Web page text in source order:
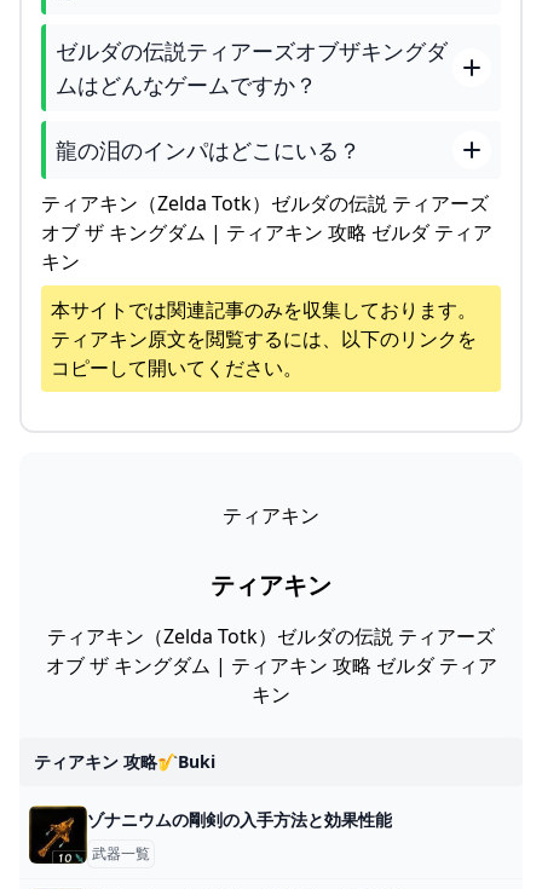
ゼルダの伝説ティアーズオブザキングダ
ムはどんなゲームですか？
龍の泪のインパはどこにいる？
ティアキン（Zelda Totk）ゼルダの伝説 ティアーズ
オブ ザ キングダム | ティアキン 攻略 ゼルダ ティア
キン
本サイトでは関連記事のみを収集しております。
ティアキン原文を閲覧するには、以下のリンクを
コピーして開いてください。
ティアキン
ティアキン
ティアキン（Zelda Totk）ゼルダの伝説 ティアーズ
オブ ザ キングダム | ティアキン 攻略 ゼルダ ティア
キン
ティアキン 攻略🎷buki
ゾナニウムの剛剣の入手方法と効果性能
武器一覧